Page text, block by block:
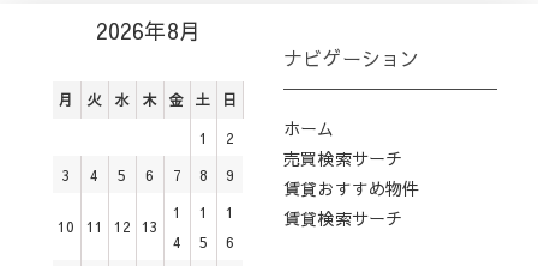
2026年8月
月 火 水 木 金 土 日
1
2
3
4 5 6 7 8 9
10 11 12 13
1
4
1
5
1
6
ナビゲーション
ホーム
売買検索サーチ
賃貸おすすめ物件
賃貸検索サーチ